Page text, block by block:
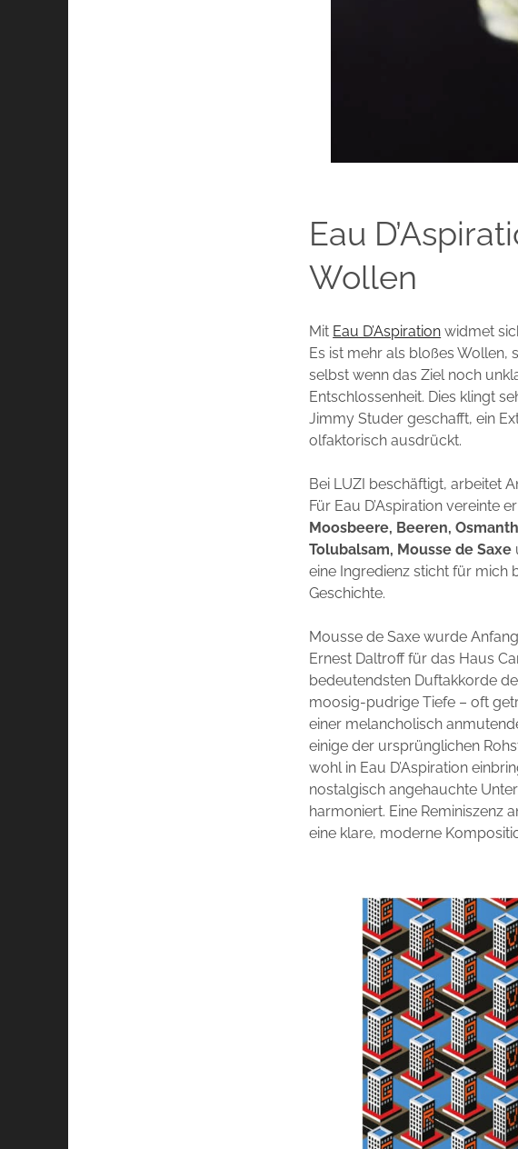
Eau
Wollen
Mit Eau D’Aspiration widmet
Es ist mehr als bloßes Wollen,
selbst wenn das Ziel noch
Entschlossenheit. Dies klingt
Jimmy Studer geschafft, ein
olfaktorisch ausdrückt.
Bei LUZI beschäftigt, arbeitet
Für Eau D’Aspiration vereinte
Moosbeere, Beeren,
Tolubalsam, Mousse de Saxe
eine Ingredienz sticht für mich
Geschichte.
Mousse de Saxe wurde
Ernest Daltroff für das Haus
bedeutendsten Duftakkorde
moosig-pudrige Tiefe – oft
einer melancholisch
einige der ursprünglichen
wohl in Eau D’Aspiration
nostalgisch angehauchte
harmoniert. Eine Reminiszenz
eine klare, moderne